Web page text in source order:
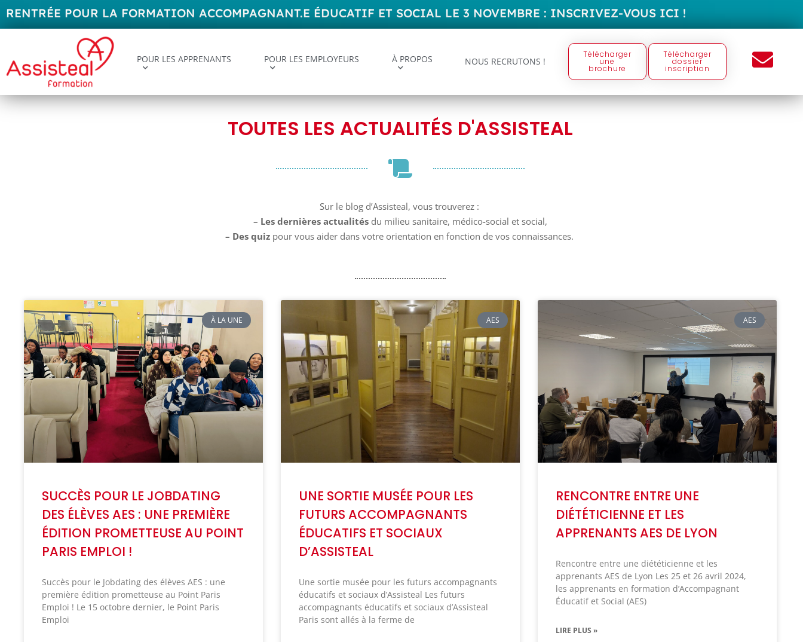
RENTRÉE POUR LA FORMATION ACCOMPAGNANT.E ÉDUCATIF ET SOCIAL LE 3 NOVEMBRE : INSCRIVEZ-VOUS ICI !
POUR LES APPRENANTS POUR LES EMPLOYEURS À PROPOS NOUS RECRUTONS !
Télécharger
une
brochure
Télécharger
dossier
inscription
TOUTES LES ACTUALITÉS D'ASSISTEAL
Sur le blog d’Assisteal, vous trouverez :
– Les dernières actualités du milieu sanitaire, médico-social et social,
– Des quizpour vous aider dans votre orientation en fonction de vos connaissances.
À LA UNE
SUCCÈS POUR LE JOBDATING
DES ÉLÈVES AES : UNE PREMIÈRE
ÉDITION PROMETTEUSE AU POINT
PARIS EMPLOI !
Succès pour le Jobdating des élèves AES : une
première édition prometteuse au Point Paris
Emploi ! Le 15 octobre dernier, le Point Paris
Emploi
AES
UNE SORTIE MUSÉE POUR LES
FUTURS ACCOMPAGNANTS
ÉDUCATIFS ET SOCIAUX
D’ASSISTEAL
Une sortie musée pour les futurs accompagnants
éducatifs et sociaux d’Assisteal Les futurs
accompagnants éducatifs et sociaux d’Assisteal
Paris sont allés à la ferme de
AES
RENCONTRE ENTRE UNE
DIÉTÉTICIENNE ET LES
APPRENANTS AES DE LYON
Rencontre entre une diététicienne et les
apprenants AES de Lyon Les 25 et 26 avril 2024,
les apprenants en formation d’Accompagnant
Éducatif et Social (AES)
LIRE PLUS »